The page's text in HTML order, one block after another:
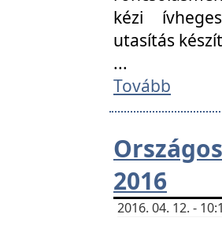
kézi
utasítás
...
Tovább
2016
2016. 04. 12. -